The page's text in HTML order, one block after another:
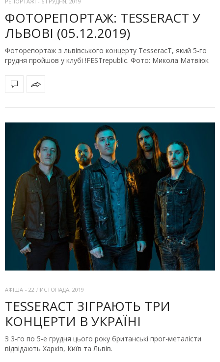
ФОТОРЕПОРТАЖ: TESSERACT У
ЛЬВОВІ (05.12.2019)
Фоторепортаж з львівського концерту TesseracT, який 5-го
грудня пройшов у клубі !FESTrepublic. Фото: Микола Матвіюк
АФІША - 22 ЛИСТОПАДА, 2019
TESSERACT ЗІГРАЮТЬ ТРИ
КОНЦЕРТИ В УКРАЇНІ
З 3-го по 5-е грудня цього року британські прог-металісти
відвідають Харків, Київ та Львів.